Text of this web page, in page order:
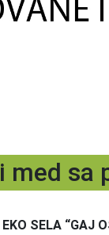
med
SELA “GAJ